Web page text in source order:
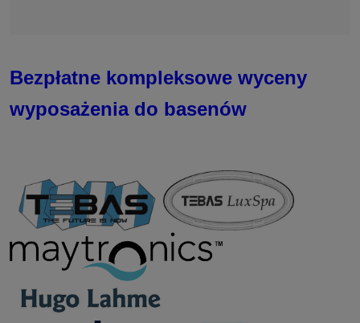
Bezpłatne kompleksowe wyceny
wyposażenia do basenów